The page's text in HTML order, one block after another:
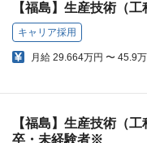
【福島】生産技術（
キャリア採用
月給 29.664万円 〜 45.9
【福島】生産技術（
卒・未経験者※